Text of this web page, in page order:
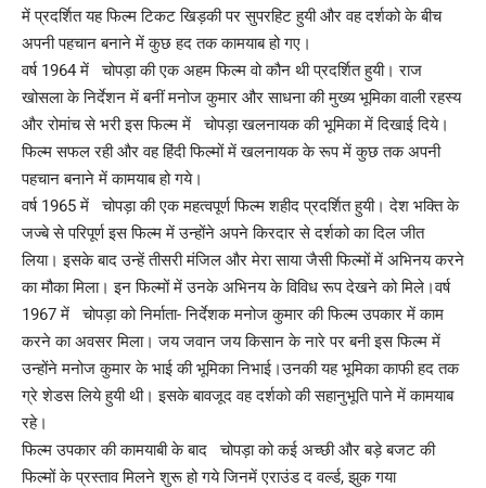
में प्रदर्शित यह फिल्म टिकट खिड़की पर सुपरहिट हुयी और वह दर्शको के बीच
अपनी पहचान बनाने में कुछ हद तक कामयाब हो गए।
वर्ष 1964 में चोपड़ा की एक अहम फिल्म वो कौन थी प्रदर्शित हुयी। राज
खोसला के निर्देशन में बनीं मनोज कुमार और साधना की मुख्य भूमिका वाली रहस्य
और रोमांच से भरी इस फिल्म में चोपड़ा खलनायक की भूमिका में दिखाई दिये।
फिल्म सफल रही और वह हिंदी फिल्मों में खलनायक के रूप में कुछ तक अपनी
पहचान बनाने में कामयाब हो गये।
वर्ष 1965 में चोपड़ा की एक महत्वपूर्ण फिल्म शहीद प्रदर्शित हुयी। देश भक्ति के
जज्बे से परिपूर्ण इस फिल्म में उन्होंने अपने किरदार से दर्शको का दिल जीत
लिया। इसके बाद उन्हें तीसरी मंजिल और मेरा साया जैसी फिल्मों में अभिनय करने
का मौका मिला। इन फिल्मों में उनके अभिनय के विविध रूप देखने को मिले।वर्ष
1967 में चोपड़ा को निर्माता- निर्देशक मनोज कुमार की फिल्म उपकार में काम
करने का अवसर मिला। जय जवान जय किसान के नारे पर बनी इस फिल्म में
उन्होंने मनोज कुमार के भाई की भूमिका निभाई।उनकी यह भूमिका काफी हद तक
ग्रे शेडस लिये हुयी थी। इसके बावजूद वह दर्शको की सहानुभूति पाने में कामयाब
रहे।
फिल्म उपकार की कामयाबी के बाद चोपड़ा को कई अच्छी और बड़े बजट की
फिल्मों के प्रस्ताव मिलने शुरू हो गये जिनमें एराउंड द वर्ल्ड, झुक गया